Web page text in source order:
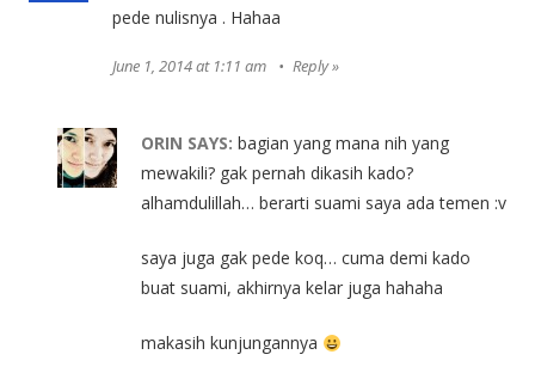
pede nulisnya . Hahaa
June 1, 2014 at 1:11 am Reply
ORIN SAYS: bagian yang mana nih yang
mewakili? gak pernah dikasih kado?
alhamdulillah… berarti suami saya ada temen :v
saya juga gak pede koq… cuma demi kado
buat suami, akhirnya kelar juga hahaha
makasih kunjungannya